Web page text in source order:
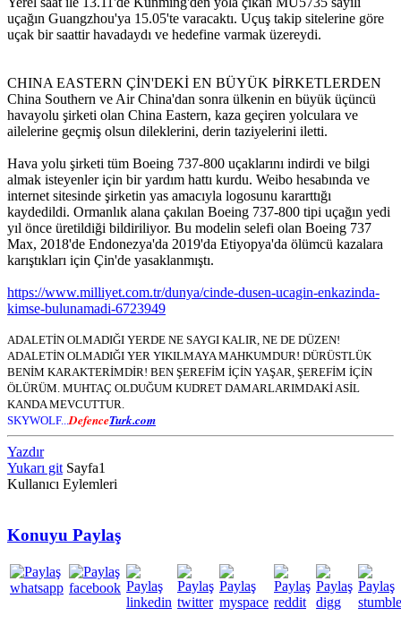
uçağın Guangzhou'ya 15.05'te varacaktı. Uçuş takip sitelerine göre
uçak bir saattir havadaydı ve hedefine varmak üzereydi.
CHINA EASTERN ÇİN'DEKİ EN BÜYÜK ÞİRKETLERDEN
China Southern ve Air China'dan sonra ülkenin en büyük üçüncü
havayolu şirketi olan China Eastern, kaza geçiren yolculara ve
ailelerine geçmiş olsun dileklerini, derin taziyelerini iletti.
Hava yolu şirketi tüm Boeing 737-800 uçaklarını indirdi ve bilgi
almak isteyenler için bir yardım hattı kurdu. Weibo hesabında ve
internet sitesinde şirketin yas amacıyla logosunu kararttığı
kaydedildi. Ormanlık alana çakılan Boeing 737-800 tipi uçağın yedi
yıl önce üretildiği bildiriliyor. Bu modelin selefi olan Boeing 737
Max, 2018'de Endonezya'da 2019'da Etiyopya'da ölümcü kazalara
karıştıkları için Çin'de yasaklanmıştı.
https://www.milliyet.com.tr/dunya/cinde-dusen-ucagin-enkazinda-
kimse-bulunamadi-6723949
ADALETİN OLMADIĞI YERDE NE SAYGI KALIR, NE DE DÜZEN!
ADALETİN OLMADIĞI YER YIKILMAYA MAHKUMDUR! DÜRÜSTLÜK
BENİM KARAKTERİMDİR! BEN ŞEREFİM İÇİN YAŞAR, ŞEREFİM İÇİN
ÖLÜRÜM. MUHTAÇ OLDUĞUM KUDRET DAMARLARIMDAKİ ASİL
KANDA MEVCUTTUR.
SKYWOLF... DefenceTurk.com
Yazdır
Yukarı git Sayfa1
Kullanıcı Eylemleri
Konuyu Paylaş